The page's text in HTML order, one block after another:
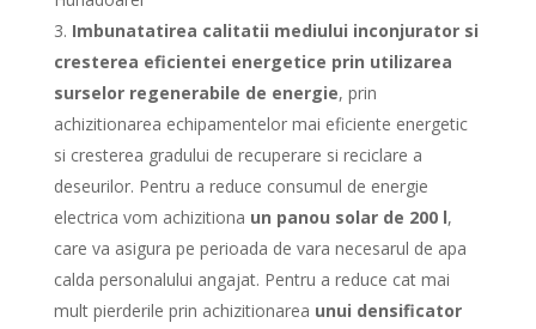
Imbunatatirea calitatii mediului inconjurator si
cresterea eficientei energetice prin utilizarea
surselor regenerabile de energie, prin
achizitionarea echipamentelor mai eficiente energetic
si cresterea gradului de recuperare si reciclare a
deseurilor. Pentru a reduce consumul de energie
electrica vom achizitiona un panou solar de 200 l,
care va asigura pe perioada de vara necesarul de apa
calda personalului angajat. Pentru a reduce cat mai
mult pierderile prin achizitionarea unui densificator